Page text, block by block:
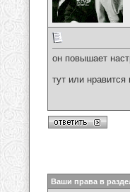
он повышает
тут или
Ваши права в